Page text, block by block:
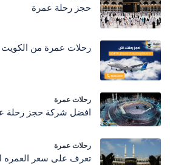
حجز رحلة عمرة
رحلات عمرة من الكويت
رحلات عمرة
افضل شركة حجز رحلة
رحلات عمرة
تعرف على سعر العمره